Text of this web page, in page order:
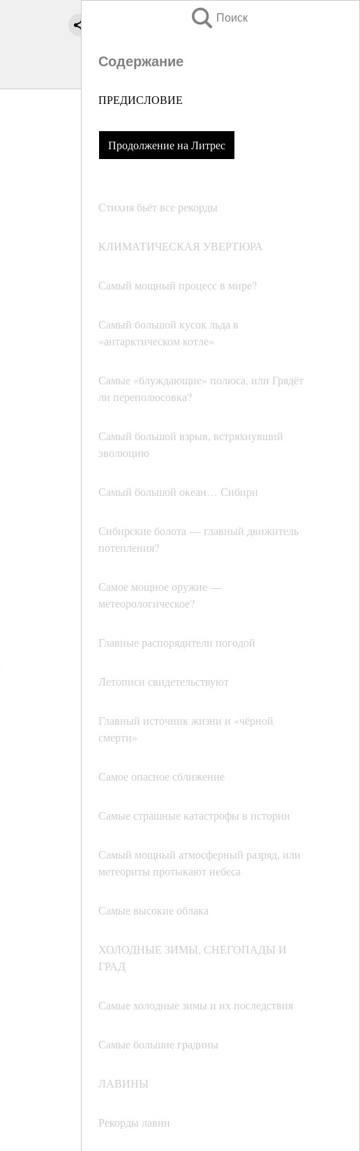
Поиск
Содержание
ПРЕДИСЛОВИЕ
Продолжение на Литрес
Стихия бьёт все рекорды
КЛИМАТИЧЕСКАЯ УВЕРТЮРА
Самый мощный процесс в мире?
Самый большой кусок льда в
«антарктическом котле»
Самые «блуждающие» полюса, или Грядёт
ли переполюсовка?
Самый большой взрыв, встряхнувший
эволюцию
Самый большой океан… Сибири
Сибирские болота — главный движитель
потепления?
Самое мощное оружие —
метеорологическое?
Главные распорядители погодой
Летописи свидетельствуют
Главный источник жизни и «чёрной
смерти»
Самое опасное сближение
Самые страшные катастрофы в истории
Самый мощный атмосферный разряд, или
метеориты протыкают небеса
Самые высокие облака
ХОЛОДНЫЕ ЗИМЫ, СНЕГОПАДЫ И
ГРАД
Самые холодные зимы и их последствия
Самые большие градины
ЛАВИНЫ
Рекорды лавин